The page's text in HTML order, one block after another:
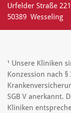
Urfelder Straße 221
50389 Wesseling
¹ Unsere Kliniken
Konzession nach
SGB V anerkannt.
Kliniken